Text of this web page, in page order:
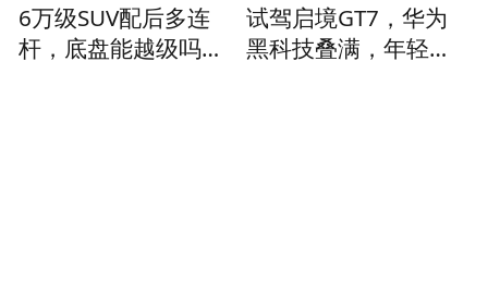
6万级SUV配后多连
杆，底盘能越级吗？
试驾启境GT7，华为
黑科技叠满，年轻人